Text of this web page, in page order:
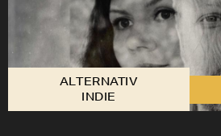
ALTERNATIV
INDIE